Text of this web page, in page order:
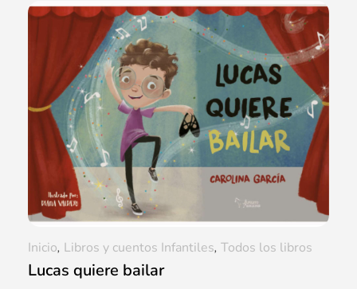
Lucas quiere bailar
Inicio, Libros y cuentos Infantiles, Todos los libros